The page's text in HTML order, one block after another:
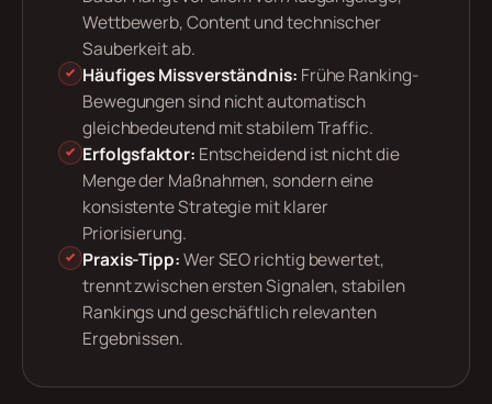
Wettbewerb, Content und technischer
Sauberkeit ab.
Häufiges Missverständnis: Frühe Ranking-
Bewegungen sind nicht automatisch
gleichbedeutend mit stabilem Traffic.
Erfolgsfaktor: Entscheidend ist nicht die
Menge der Maßnahmen, sondern eine
konsistente Strategie mit klarer
Priorisierung.
Praxis-Tipp:Wer SEO richtig bewertet,
trennt zwischen ersten Signalen, stabilen
Rankings und geschäftlich relevanten
Ergebnissen.